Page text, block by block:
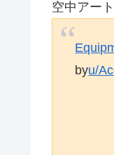
空中ア​​ー
byu/